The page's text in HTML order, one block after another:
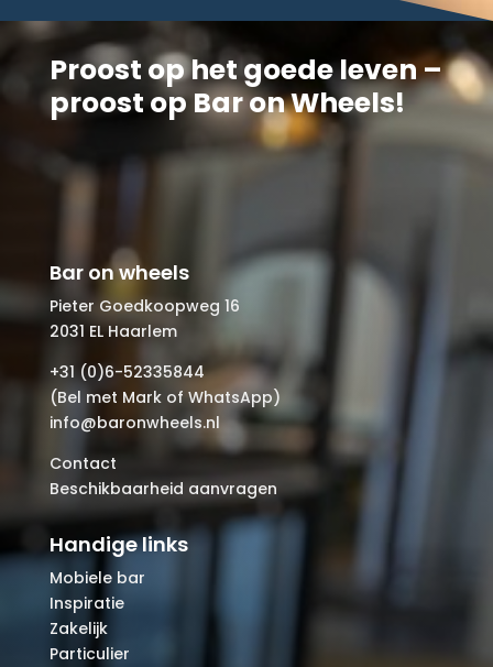
Proost op het goede leven –
proost op Bar on Wheels!
Bar on wheels
Pieter Goedkoopweg 16
2031 EL Haarlem
+31 (0)6-52335844
(Bel met Mark of WhatsApp)
info@baronwheels.nl
Contact
Beschikbaarheid aanvragen
Handige links
Mobiele bar
Inspiratie
Zakelijk
Particulier